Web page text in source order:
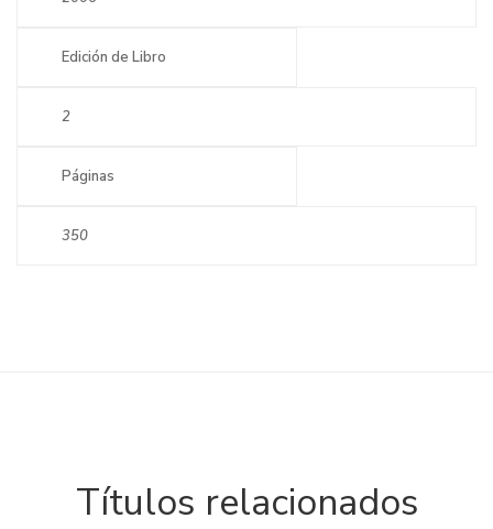
Edición de Libro
2
Páginas
350
Títulos relacionados